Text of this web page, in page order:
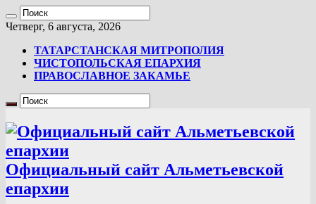
Четверг, 6 августа, 2026
ТАТАРСТАНСКАЯ МИТРОПОЛИЯ
ЧИСТОПОЛЬСКАЯ ЕПАРХИЯ
ПРАВОСЛАВНОЕ ЗАКАМЬЕ
Официальный сайт Альметьевской
епархии